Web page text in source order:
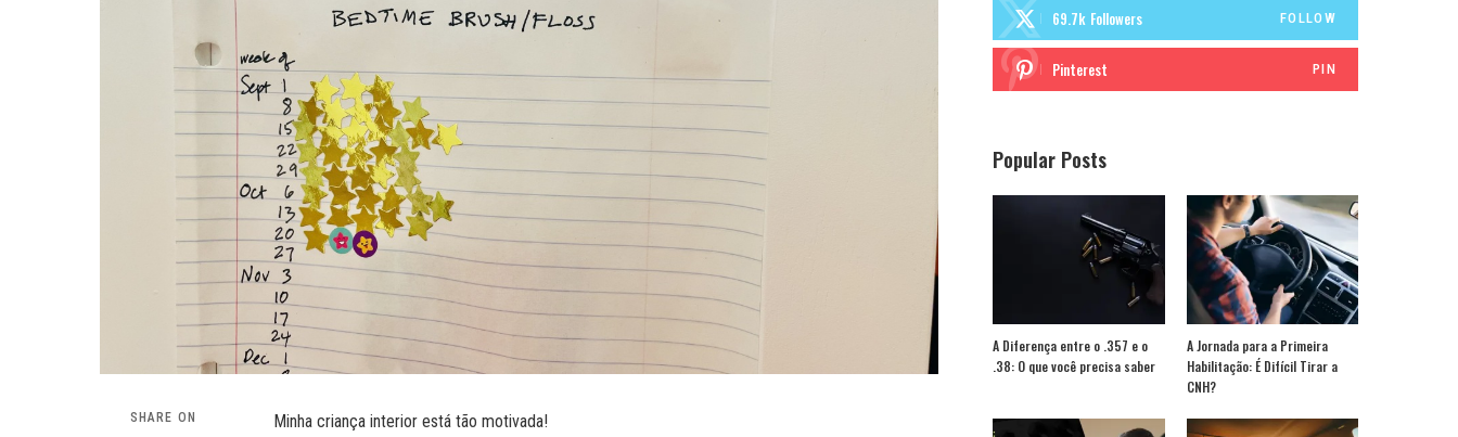
SHARE ON Minha criança interior está tão motivada!
69.7k Followers FOLLOW
Pinterest PIN
Popular Posts
A Diferença entre o .357 e o
.38: O que você precisa saber
A Jornada para a Primeira
Habilitação: É Difícil Tirar a
CNH?